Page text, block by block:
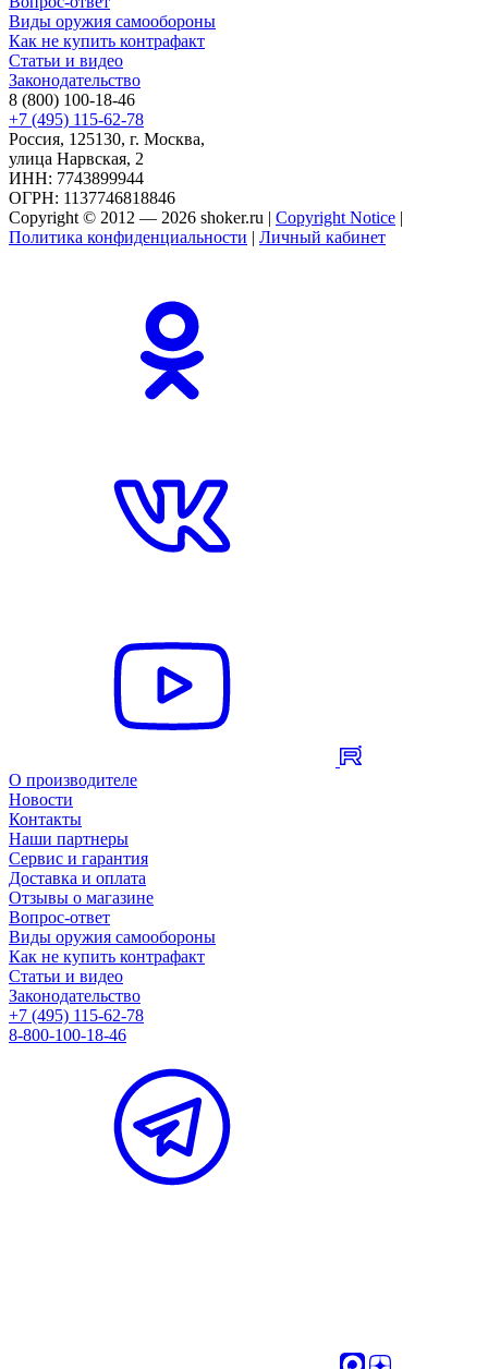
Виды оружия самообороны
Как не купить контрафакт
Статьи и видео
Законодательство
8 (800) 100-18-46
+7 (495) 115-62-78
Россия, 125130, г. Москва,
улица Нарвская, 2
ИНН: 7743899944
ОГРН: 1137746818846
Copyright © 2012 — 2026 shoker.ru | Copyright Notice |
Политика конфиденциальности | Личный кабинет
О производителе
Новости
Контакты
Наши партнеры
Сервис и гарантия
Доставка и оплата
Отзывы о магазине
Вопрос-ответ
Виды оружия самообороны
Как не купить контрафакт
Статьи и видео
Законодательство
+7 (495) 115-62-78
8-800-100-18-46